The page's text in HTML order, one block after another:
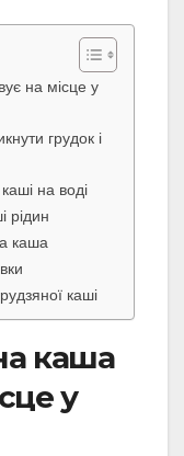
на місце у
грудок і
на воді
рідин
каша
каші
каша
у